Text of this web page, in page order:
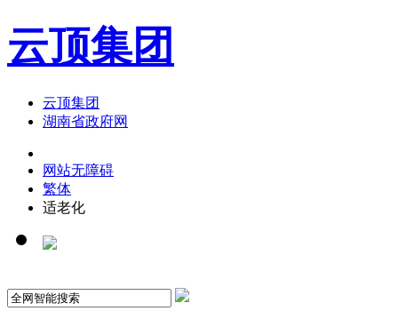
云顶集团
云顶集团
湖南省政府网
网站无障碍
繁体
适老化